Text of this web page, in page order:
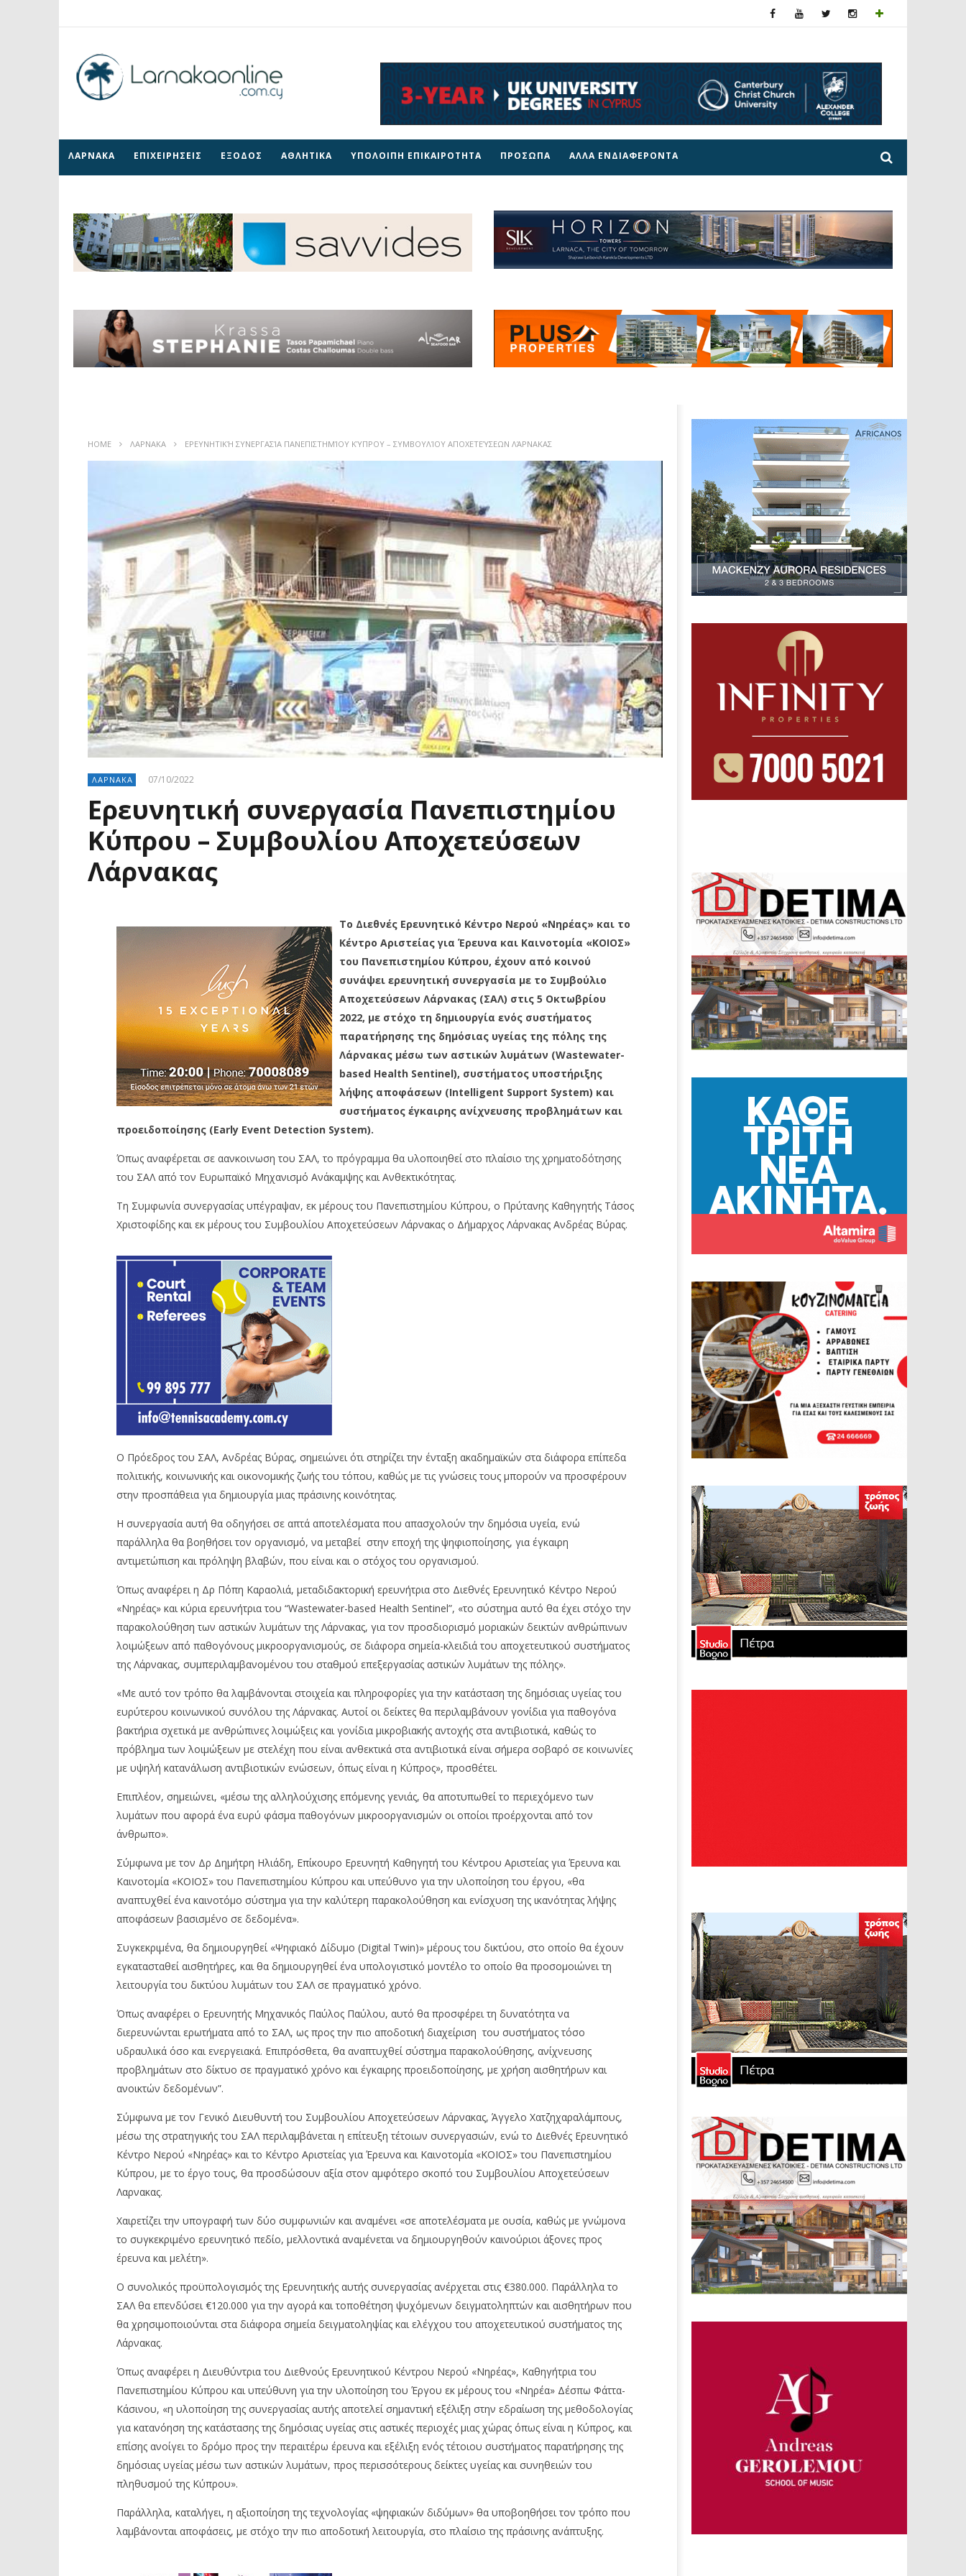
ΛΑΡΝΑΚΑ ΕΠΙΧΕΙΡΗΣΕΙΣ ΕΞΟΔΟΣ ΑΘΛΗΤΙΚΑ ΥΠΟΛΟΙΠΗ ΕΠΙΚΑΙΡΟΤΗΤΑ ΠΡΟΣΩΠΑ ΑΛΛΑ ΕΝΔΙΑΦΕΡΟΝΤΑ
HOME ΛΑΡΝΑΚΑ ΕΡΕΥΝΗΤΙΚΉ ΣΥΝΕΡΓΑΣΊΑ ΠΑΝΕΠΙΣΤΗΜΊΟΥ ΚΎΠΡΟΥ – ΣΥΜΒΟΥΛΊΟΥ ΑΠΟΧΕΤΕΎΣΕΩΝ ΛΆΡΝΑΚΑΣ
ΛΑΡΝΑΚΑ 07/10/2022
Ερευνητική συνεργασία Πανεπιστημίου
Κύπρου – Συμβουλίου Αποχετεύσεων
Λάρνακας
Το Διεθνές Ερευνητικό Κέντρο Νερού «Νηρέας» και το
Κέντρο Αριστείας για Έρευνα και Καινοτομία «ΚΟΙΟΣ»
του Πανεπιστημίου Κύπρου, έχουν από κοινού
συνάψει ερευνητική συνεργασία με το Συμβούλιο
Αποχετεύσεων Λάρνακας (ΣΑΛ) στις 5 Οκτωβρίου
2022, με στόχο τη δημιουργία ενός συστήματος
παρατήρησης της δημόσιας υγείας της πόλης της
Λάρνακας μέσω των αστικών λυμάτων (Wastewater-
based Health Sentinel), συστήματος υποστήριξης
λήψης αποφάσεων (Intelligent Support System) και
συστήματος έγκαιρης ανίχνευσης προβλημάτων και
προειδοποίησης (Early Event Detection System).
Όπως αναφέρεται σε αανκοινωση του ΣΑΛ, το πρόγραμμα θα υλοποιηθεί στο πλαίσιο της χρηματοδότησης
του ΣΑΛ από τον Ευρωπαϊκό Μηχανισμό Ανάκαμψης και Ανθεκτικότητας.
Τη Συμφωνία συνεργασίας υπέγραψαν, εκ μέρους του Πανεπιστημίου Κύπρου, ο Πρύτανης Καθηγητής Τάσος
Χριστοφίδης και εκ μέρους του Συμβουλίου Αποχετεύσεων Λάρνακας ο Δήμαρχος Λάρνακας Ανδρέας Βύρας.
Ο Πρόεδρος του ΣΑΛ, Ανδρέας Βύρας, σημειώνει ότι στηρίζει την ένταξη ακαδημαϊκών στα διάφορα επίπεδα
πολιτικής, κοινωνικής και οικονομικής ζωής του τόπου, καθώς με τις γνώσεις τους μπορούν να προσφέρουν
στην προσπάθεια για δημιουργία μιας πράσινης κοινότητας.
Η συνεργασία αυτή θα οδηγήσει σε απτά αποτελέσματα που απασχολούν την δημόσια υγεία, ενώ
παράλληλα θα βοηθήσει τον οργανισμό, να μεταβεί στην εποχή της ψηφιοποίησης, για έγκαιρη
αντιμετώπιση και πρόληψη βλαβών, που είναι και ο στόχος του οργανισμού.
Όπως αναφέρει η Δρ Πόπη Καραολιά, μεταδιδακτορική ερευνήτρια στο Διεθνές Ερευνητικό Κέντρο Νερού
«Νηρέας» και κύρια ερευνήτρια του “Wastewater-based Health Sentinel”, «το σύστημα αυτό θα έχει στόχο την
παρακολούθηση των αστικών λυμάτων της Λάρνακας, για τον προσδιορισμό μοριακών δεικτών ανθρώπινων
λοιμώξεων από παθογόνους μικροοργανισμούς, σε διάφορα σημεία-κλειδιά του αποχετευτικού συστήματος
της Λάρνακας, συμπεριλαμβανομένου του σταθμού επεξεργασίας αστικών λυμάτων της πόλης».
«Με αυτό τον τρόπο θα λαμβάνονται στοιχεία και πληροφορίες για την κατάσταση της δημόσιας υγείας του
ευρύτερου κοινωνικού συνόλου της Λάρνακας. Αυτοί οι δείκτες θα περιλαμβάνουν γονίδια για παθογόνα
βακτήρια σχετικά με ανθρώπινες λοιμώξεις και γονίδια μικροβιακής αντοχής στα αντιβιοτικά, καθώς το
πρόβλημα των λοιμώξεων με στελέχη που είναι ανθεκτικά στα αντιβιοτικά είναι σήμερα σοβαρό σε κοινωνίες
με υψηλή κατανάλωση αντιβιοτικών ενώσεων, όπως είναι η Κύπρος», προσθέτει.
Επιπλέον, σημειώνει, «μέσω της αλληλούχισης επόμενης γενιάς, θα αποτυπωθεί το περιεχόμενο των
λυμάτων που αφορά ένα ευρύ φάσμα παθογόνων μικροοργανισμών οι οποίοι προέρχονται από τον
άνθρωπο».
Σύμφωνα με τον Δρ Δημήτρη Ηλιάδη, Επίκουρο Ερευνητή Καθηγητή του Κέντρου Αριστείας για Έρευνα και
Καινοτομία «ΚΟΙΟΣ» του Πανεπιστημίου Κύπρου και υπεύθυνο για την υλοποίηση του έργου, «θα
αναπτυχθεί ένα καινοτόμο σύστημα για την καλύτερη παρακολούθηση και ενίσχυση της ικανότητας λήψης
αποφάσεων βασισμένο σε δεδομένα».
Συγκεκριμένα, θα δημιουργηθεί «Ψηφιακό Δίδυμο (Digital Twin)» μέρους του δικτύου, στο οποίο θα έχουν
εγκατασταθεί αισθητήρες, και θα δημιουργηθεί ένα υπολογιστικό μοντέλο το οποίο θα προσομοιώνει τη
λειτουργία του δικτύου λυμάτων του ΣΑΛ σε πραγματικό χρόνο.
Όπως αναφέρει ο Ερευνητής Μηχανικός Παύλος Παύλου, αυτό θα προσφέρει τη δυνατότητα να
διερευνώνται ερωτήματα από το ΣΑΛ, ως προς την πιο αποδοτική διαχείριση του συστήματος τόσο
υδραυλικά όσο και ενεργειακά. Επιπρόσθετα, θα αναπτυχθεί σύστημα παρακολούθησης, ανίχνευσης
προβλημάτων στο δίκτυο σε πραγματικό χρόνο και έγκαιρης προειδοποίησης, με χρήση αισθητήρων και
ανοικτών δεδομένων”.
Σύμφωνα με τον Γενικό Διευθυντή του Συμβουλίου Αποχετεύσεων Λάρνακας, Άγγελο Χατζηχαραλάμπους,
μέσω της στρατηγικής του ΣΑΛ περιλαμβάνεται η επίτευξη τέτοιων συνεργασιών, ενώ το Διεθνές Ερευνητικό
Κέντρο Νερού «Νηρέας» και το Κέντρο Αριστείας για Έρευνα και Καινοτομία «ΚΟΙΟΣ» του Πανεπιστημίου
Κύπρου, με το έργο τους, θα προσδώσουν αξία στον αμφότερο σκοπό του Συμβουλίου Αποχετεύσεων
Λαρνακας.
Χαιρετίζει την υπογραφή των δύο συμφωνιών και αναμένει «σε αποτελέσματα με ουσία, καθώς με γνώμονα
το συγκεκριμένο ερευνητικό πεδίο, μελλοντικά αναμένεται να δημιουργηθούν καινούριοι άξονες προς
έρευνα και μελέτη».
Ο συνολικός προϋπολογισμός της Ερευνητικής αυτής συνεργασίας ανέρχεται στις €380.000. Παράλληλα το
ΣΑΛ θα επενδύσει €120.000 για την αγορά και τοποθέτηση ψυχόμενων δειγματοληπτών και αισθητήρων που
θα χρησιμοποιούνται στα διάφορα σημεία δειγματοληψίας και ελέγχου του αποχετευτικού συστήματος της
Λάρνακας.
Όπως αναφέρει η Διευθύντρια του Διεθνούς Ερευνητικού Κέντρου Νερού «Νηρέας», Καθηγήτρια του
Πανεπιστημίου Κύπρου και υπεύθυνη για την υλοποίηση του Έργου εκ μέρους του «Νηρέα» Δέσπω Φάττα-
Κάσινου, «η υλοποίηση της συνεργασίας αυτής αποτελεί σημαντική εξέλιξη στην εδραίωση της μεθοδολογίας
για κατανόηση της κατάστασης της δημόσιας υγείας στις αστικές περιοχές μιας χώρας όπως είναι η Κύπρος, και
επίσης ανοίγει το δρόμο προς την περαιτέρω έρευνα και εξέλιξη ενός τέτοιου συστήματος παρατήρησης της
δημόσιας υγείας μέσω των αστικών λυμάτων, προς περισσότερους δείκτες υγείας και συνηθειών του
πληθυσμού της Κύπρου».
Παράλληλα, καταλήγει, η αξιοποίηση της τεχνολογίας «ψηφιακών διδύμων» θα υποβοηθήσει τον τρόπο που
λαμβάνονται αποφάσεις, με στόχο την πιο αποδοτική λειτουργία, στο πλαίσιο της πράσινης ανάπτυξης.